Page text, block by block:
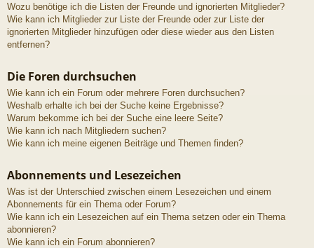
Wozu benötige ich die Listen der Freunde und ignorierten Mitglieder?
Wie kann ich Mitglieder zur Liste der Freunde oder zur Liste der
ignorierten Mitglieder hinzufügen oder diese wieder aus den Listen
entfernen?
Die Foren durchsuchen
Wie kann ich ein Forum oder mehrere Foren durchsuchen?
Weshalb erhalte ich bei der Suche keine Ergebnisse?
Warum bekomme ich bei der Suche eine leere Seite?
Wie kann ich nach Mitgliedern suchen?
Wie kann ich meine eigenen Beiträge und Themen finden?
Abonnements und Lesezeichen
Was ist der Unterschied zwischen einem Lesezeichen und einem
Abonnements für ein Thema oder Forum?
Wie kann ich ein Lesezeichen auf ein Thema setzen oder ein Thema
abonnieren?
Wie kann ich ein Forum abonnieren?